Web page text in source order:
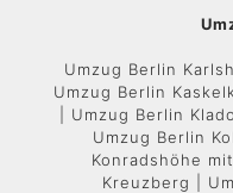
Umzug Berlin
Umzug Berlin
| Umzug Berlin
Umzug Berlin
Konradshöhe
Kreuzberg |